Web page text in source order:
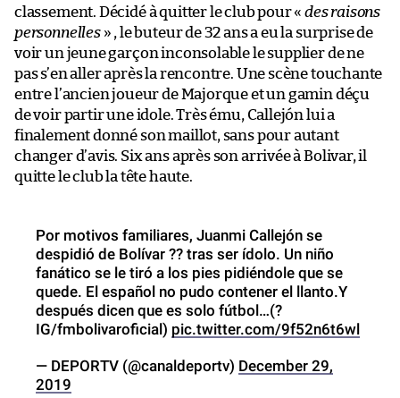
classement. Décidé à quitter le club pour «des raisons
personnelles» , le buteur de 32 ans a eu la surprise de
voir un jeune garçon inconsolable le supplier de ne
pas s’en aller après la rencontre. Une scène touchante
entre l’ancien joueur de Majorque et un gamin déçu
de voir partir une idole. Très ému, Callejón lui a
finalement donné son maillot, sans pour autant
changer d’avis. Six ans après son arrivée à Bolivar, il
quitte le club la tête haute.
Por motivos familiares, Juanmi Callejón se
despidió de Bolívar ?? tras ser ídolo. Un niño
fanático se le tiró a los pies pidiéndole que se
quede. El español no pudo contener el llanto.Y
después dicen que es solo fútbol…(?
IG/fmbolivaroficial) pic.twitter.com/9f52n6t6wl
— DEPORTV (@canaldeportv) December 29,
2019